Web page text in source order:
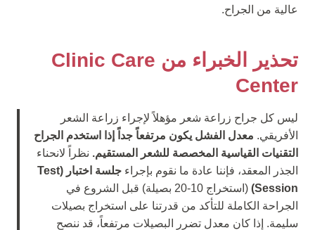
عالية من الجراح.
تحذير الخبراء من Clinic Care
Center
ليس كل جراح زراعة شعر مؤهلاً لإجراء زراعة الشعر
الأفريقي. معدل الفشل يكون مرتفعاً جداً إذا استخدم الجراح
التقنيات القياسية المخصصة للشعر المستقيم. نظراً لانحناء
الجذر المعقد، فإننا عادة ما نقوم بإجراء
جلسة اختبار (Test
Session)
(استخراج 10-20 بصيلة) قبل الشروع في
الجراحة الكاملة للتأكد من قدرتنا على استخراج بصيلات
سليمة. إذا كان معدل تضرر البصيلات مرتفعاً، قد ننصح